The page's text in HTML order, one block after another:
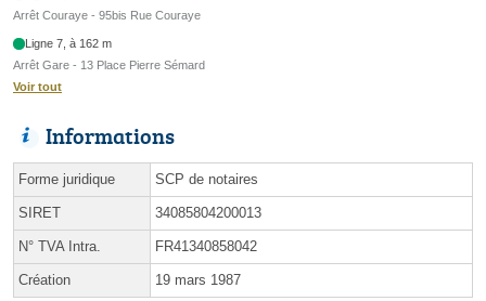
Arrêt Couraye - 95bis Rue Couraye
Ligne 7, à 162 m
Arrêt Gare - 13 Place Pierre Sémard
Voir tout
Informations
Forme juridique SCP de notaires
SIRET 34085804200013
N° TVA Intra. FR41340858042
Création 19 mars 1987